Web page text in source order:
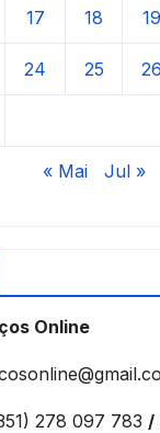
17 18 19
24 25 26
« Mai Jul »
Online
278 097 783 /